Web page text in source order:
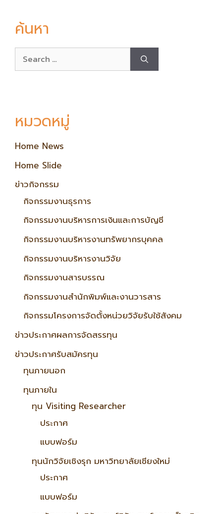
ค้นหา
หมวดหมู่
Home News
Home Slide
ข่าวกิจกรรม
กิจกรรมงานธุรการ
กิจกรรมงานบริหารการเงินและการบัญชี
กิจกรรมงานบริหารงานทรัพยากรบุคคล
กิจกรรมงานบริหารงานวิจัย
กิจกรรมงานสารบรรณ
กิจกรรมงานสำนักพิมพ์และงานวารสาร
กิจกรรมโครงการจัดตั้งหน่วยวิจัยรับใช้สังคม
ข่าวประกาศผลการจัดสรรทุน
ข่าวประกาศรับสมัครทุน
ทุนภายนอก
ทุนภายใน
ทุน Visiting Researcher
ประกาศ
แบบฟอร์ม
ทุนนักวิจัยเชิงรุก มหาวิทยาลัยเชียงใหม่
ประกาศ
แบบฟอร์ม